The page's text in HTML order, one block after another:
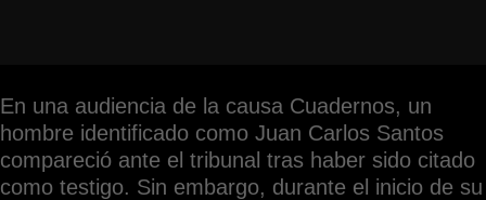
En una audiencia de la causa Cuadernos, un
hombre identificado como Juan Carlos Santos
compareció ante el tribunal tras haber sido citado
como testigo. Sin embargo, durante el inicio de su